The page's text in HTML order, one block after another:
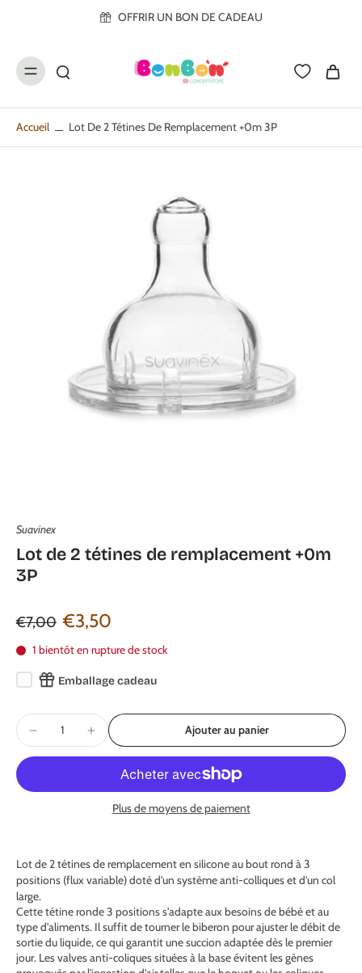
OFFRIR UN BON DE CADEAU
Accueil Lot De 2 Tétines De Remplacement +0m 3P
Suavinex
Lot de 2 tétines de remplacement +0m
3P
€7,00 €3,50
1 bientôt en rupture de stock
Emballage cadeau
Ajouter au panier
Plus de moyens de paiement
Lot de 2 tétines de remplacement en silicone au bout rond à 3
positions (flux variable) doté d'un système anti-colliques et d'un col
large.
Cette tétine ronde 3 positions s'adapte aux besoins de bébé et au
type d'aliments. Il suffit de tourner le biberon pour ajuster le débit de
sortie du liquide, ce qui garantit une succion adaptée dès le premier
jour. Les valves anti-coliques situées à la base évitent les gènes